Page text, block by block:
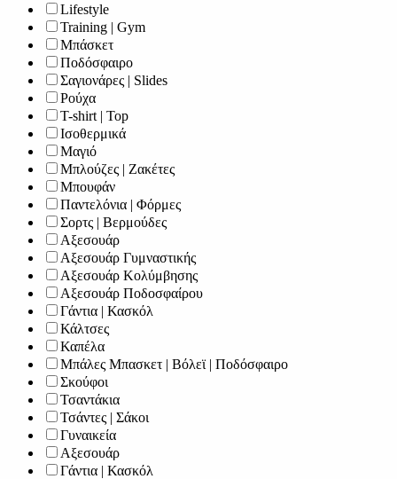
Lifestyle
Training | Gym
Μπάσκετ
Ποδόσφαιρο
Σαγιονάρες | Slides
Ρούχα
T-shirt | Top
Ισοθερμικά
Μαγιό
Μπλούζες | Ζακέτες
Μπουφάν
Παντελόνια | Φόρμες
Σορτς | Βερμούδες
Αξεσουάρ
Αξεσουάρ Γυμναστικής
Αξεσουάρ Κολύμβησης
Αξεσουάρ Ποδοσφαίρου
Γάντια | Κασκόλ
Κάλτσες
Καπέλα
Μπάλες Μπασκετ | Βόλεϊ | Ποδόσφαιρο
Σκούφοι
Τσαντάκια
Τσάντες | Σάκοι
Γυναικεία
Αξεσουάρ
Γάντια | Κασκόλ